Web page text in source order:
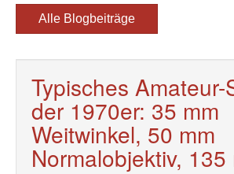
Alle Blogbeiträge
Typisches Amateur-
der 1970er: 35 mm
Weitwinkel, 50 mm
Normalobjektiv, 135